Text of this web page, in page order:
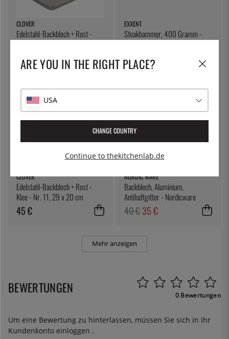
CLOVER
Edelstahl-Backblech + Rost -
36 €
EXXENT
Steakhammer, 400 Gramm -
43 €
CLOVER
Edelstahl-Backblech + Rost -
Klee - Nr. 11, 29 x 20 cm
45 €
13%
NORDIC WARE
Backblech, Aluminium,
Antihaftgitter - Nordicware
40 €35 €
Mehr anzeigen
BEWERTUNGEN 0 Bewertungen
Um eine Bewertung zu hinterlassen, müssen Sie sich in Ihr
Kundenkonto einloggen .
ARE YOU IN THE RIGHT PLACE?
USA
CHANGE COUNTRY
Continue to thekitchenlab.de